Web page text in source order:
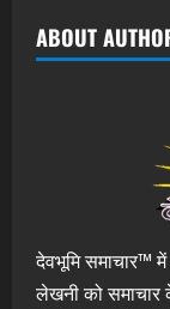
ABOUT
देवभूमि समाचार™
लेखनी को समाचार